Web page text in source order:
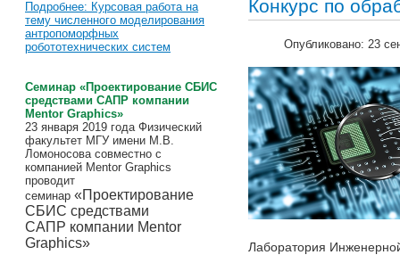
Подробнее: Курсовая работа на
тему численного моделирования
антропоморфных
робототехнических систем
Cеминар «Проектирование СБИС
средствами САПР компании
Mentor Graphics»
23 января 2019 года Физический
факультет МГУ имени М.В.
Ломоносова совместно с
компанией Mentor Graphics
проводит
семинар «Проектирование
СБИС средствами
САПР компании Mentor
Graphics»
Конкурс по
Опубликовано: 23
Лаборатория